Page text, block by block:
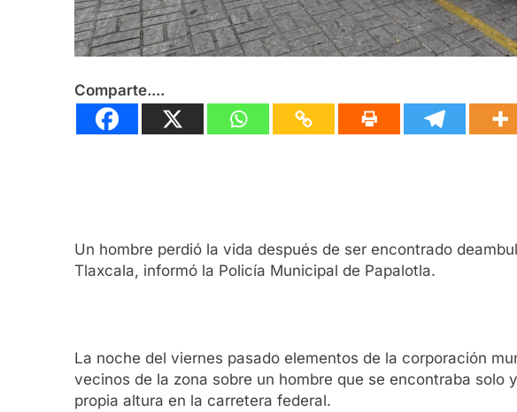
Comparte....
Un hombre perdió la vida después de ser encontrado
Tlaxcala, informó la Policía Municipal de Papalotla.
La noche del viernes pasado elementos de la corporación
vecinos de la zona sobre un hombre que se encontraba solo
propia altura en la carretera federal.